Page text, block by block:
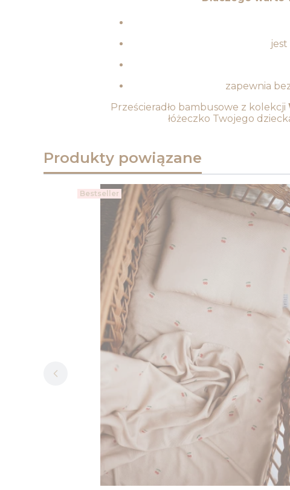
zapewnia
Prześcieradło bambusowe z kolekcji
łóżeczko Twojego
Produkty powiązane
Bestseller